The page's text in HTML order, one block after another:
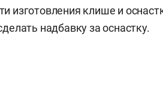
изготовления клише и
надбавку за оснастку.